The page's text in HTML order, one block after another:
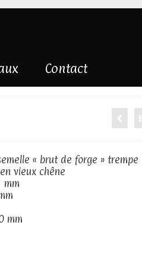
Contact
« brut de forge » trempe
vieux chêne
mm
mm